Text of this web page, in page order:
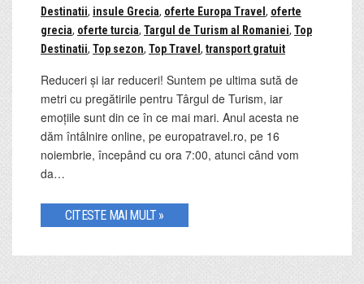
Destinatii, insule Grecia, oferte Europa Travel , oferte
grecia, oferte turcia, Targul de Turism al Romaniei, Top
Destinatii, Top sezon, Top Travel , transport gratuit
Reduceri și iar reduceri! Suntem pe ultima sută de
metri cu pregătirile pentru Târgul de Turism, iar
emoțiile sunt din ce în ce mai mari. Anul acesta ne
dăm întâlnire online, pe europatravel.ro, pe 16
noiembrie, începând cu ora 7:00, atunci când vom
da…
CITESTE MAI MULT »